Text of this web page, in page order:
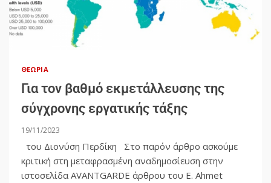
ΘΕΩΡΊΑ
Για τον βαθμό εκμετάλλευσης της
σύγχρονης εργατικής τάξης
19/11/2023
του Διονύση Περδίκη Στο παρόν άρθρο ασκούμε
κριτική στη μεταφρασμένη αναδημοσίευση στην
ιστοσελίδα AVANTGARDE άρθρου του E. Ahmet